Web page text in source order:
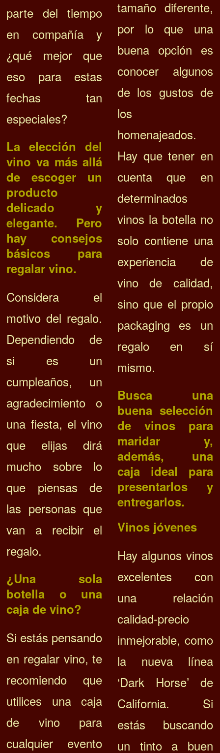
parte del tiempo
en compañía y
¿qué mejor que
eso para estas
fechas tan
especiales?
La elección del
vino va más allá
de escoger un
producto
delicado y
elegante. Pero
hayconsejos
básicos para
regalar vino.
Considera el
motivo del regalo.
Dependiendo de
si es un
cumpleaños, un
agradecimiento o
una fiesta, el vino
que elijas dirá
mucho sobre lo
que piensas de
las personas que
van a recibir el
regalo.
¿Una sola
botella o una
caja de vino?
Si estás pensando
en regalar vino, te
recomiendo que
utilices una caja
de vino para
cualquier evento
tamaño diferente,
por lo que una
buena opción es
conocer algunos
de los gustos de
los
homenajeados.
Hay que tener en
cuenta que en
determinados
vinos la botella no
solo contiene una
experiencia de
vino de calidad,
sino que el propio
packaging es un
regalo en sí
mismo.
Busca una
buena selección
de vinos para
maridar y,
además, una
caja ideal para
presentarlos y
entregarlos.
Vinos jóvenes
Hay algunos vinos
excelentes con
una relación
calidad-precio
inmejorable, como
la nueva línea
‘Dark Horse’ de
California. Si
estás buscando
un tinto a buen